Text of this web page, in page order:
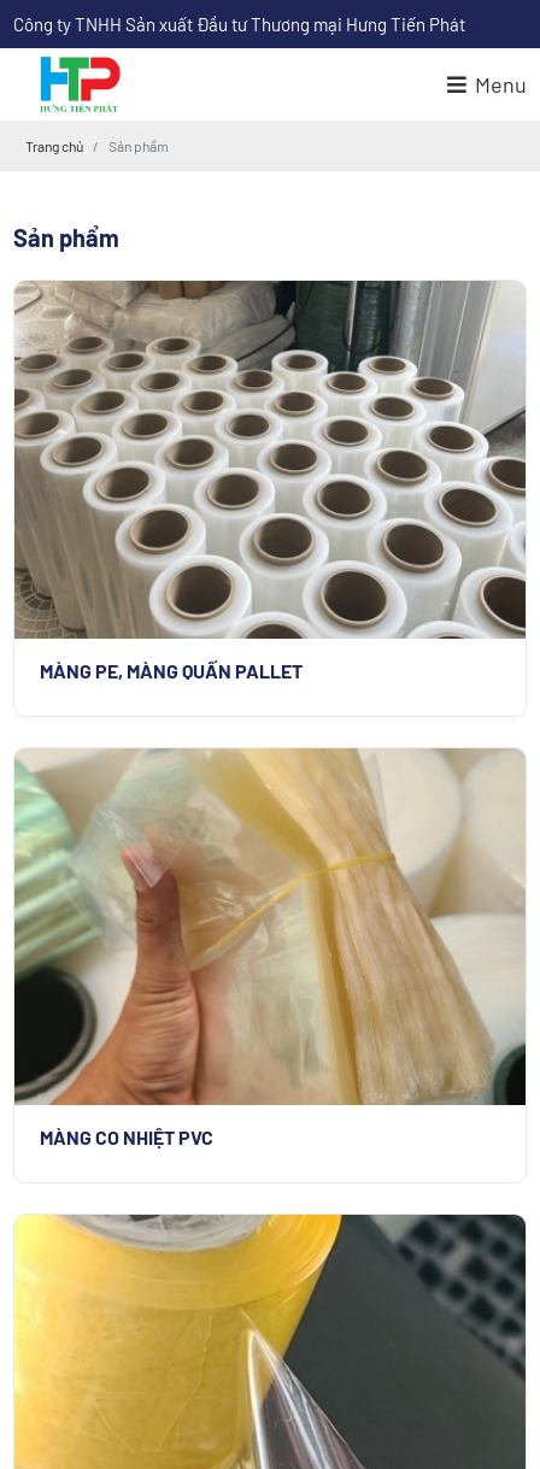
Công ty TNHH Sản xuất Đầu tư Thương mại Hưng Tiến Phát
Menu
Trang chủ Sản phẩm
Sản phẩm
MÀNG PE, MÀNG QUẤN PALLET
MÀNG CO NHIỆT PVC